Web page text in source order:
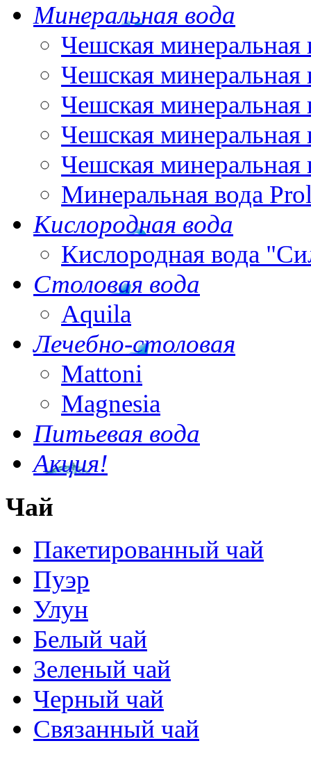
Минеральная вода
Чешская минеральная
Чешская минеральная
Чешская минеральная
Чешская минеральная
Чешская минеральная
Минеральная вода
Кислородная вода
Кислородная вода
Столовая вода
Aquila
Лечебно-столовая
Mattoni
Magnesia
Питьевая вода
Акция!
Чай
Пакетированный чай
Пуэр
Улун
Белый чай
Зеленый чай
Черный чай
Связанный чай